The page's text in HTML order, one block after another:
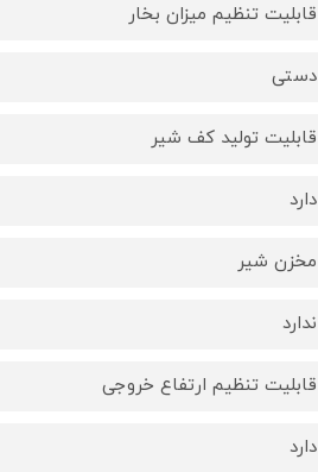
قابلیت تنظیم میزان بخار
دستی
قابلیت تولید کف شیر
دارد
مخزن شیر
ندارد
قابلیت تنظیم ارتفاع خروجی
دارد